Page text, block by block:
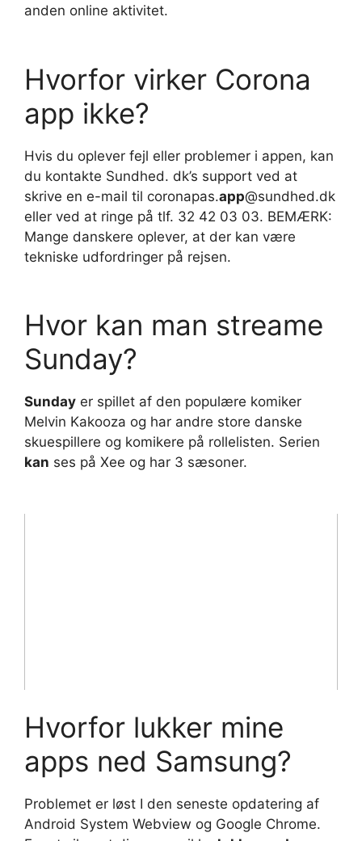
anden online aktivitet.
Hvorfor virker Corona
app ikke?
Hvis du oplever fejl eller problemer i appen, kan
du kontakte Sundhed. dk’s support ved at
skrive en e-mail til coronapas.app@sundhed.dk
eller ved at ringe på tlf. 32 42 03 03. BEMÆRK:
Mange danskere oplever, at der kan være
tekniske udfordringer på rejsen.
Hvor kan man streame
Sunday?
Sunday er spillet af den populære komiker
Melvin Kakooza og har andre store danske
skuespillere og komikere på rollelisten. Serien
kan ses på Xee og har 3 sæsoner.
Hvorfor lukker mine
apps ned Samsung?
Problemet er løst I den seneste opdatering af
Android System Webview og Google Chrome.